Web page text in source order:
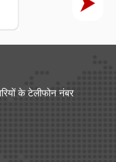
के टेलीफोन नंबर